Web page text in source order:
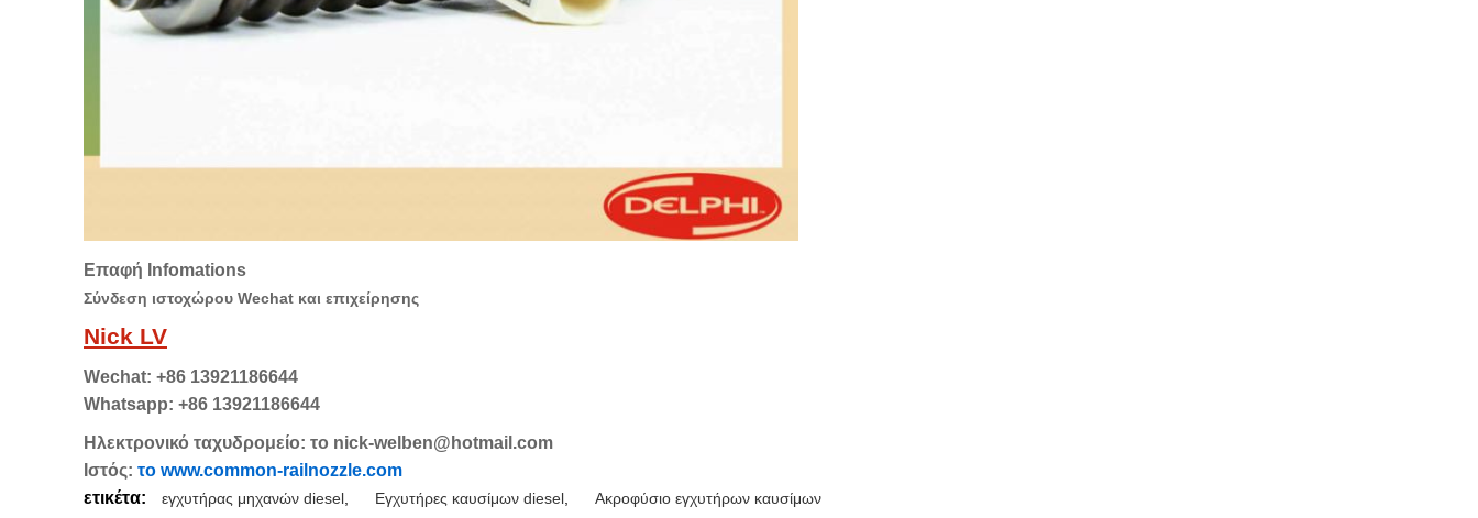
Επαφή Infomations
Σύνδεση ιστοχώρου Wechat και επιχείρησης
Nick LV
Wechat: +86 13921186644
Whatsapp: +86 13921186644
Ηλεκτρονικό ταχυδρομείο: το nick-welben@hotmail.com
Ιστός: το www.common-railnozzle.com
ετικέτα:
εγχυτήρας μηχανών diesel Εγχυτήρες καυσίμων diesel Ακροφύσιο εγχυτήρων καυσίμων